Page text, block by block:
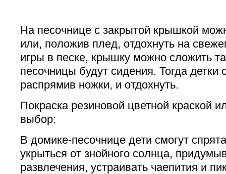
На песочнице с закрытой крышкой
или, положив плед, отдохнуть на
игры в песке, крышку можно сложить
песочницы будут сидения. Тогда детки
распрямив ножки, и отдохнуть.
Покраска резиновой цветной краской
выбор:
В домике-песочнице дети смогут
укрыться от знойного солнца,
развлечения, устраивать чаепития и